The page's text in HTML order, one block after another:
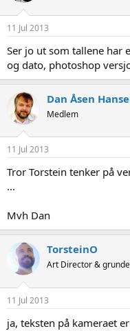
11 Jul 2013
Ser jo ut som tallene har
og dato, photoshop
Dan Åsen
Medlem
11 Jul 2013
Tror Torstein tenker på
...
Mvh Dan
TorsteinO
Art Director &
11 Jul 2013
ja, teksten på kameraet